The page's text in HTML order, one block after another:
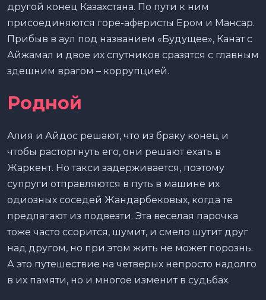
другой конец Казахстана. По пути к ним
присоединяются горе-аферисты Ером и Мансар.
Прибыв в аул под названием «Будущее», Канат с
Айжамал и двое их спутников сразятся с главным
здешним врагом – коррупцией.
Родной
Алия и Айдос решают, что из браку конец и
чтобы расторгнуть его, они решают ехать в
Жаркент. Но такси задерживается, поэтому
супруги отправляются в путь в машине их
одиозных соседей Жандарбековых, когда те
предлагают из подвезти. Эта веселая парочка
тоже часто ссорится, шумит, и смело шутит друг
над другом, но при этом жить не может порознь.
А это путешествие на четверых непросто надолго
в их памяти, но и многое изменит в судьбах.